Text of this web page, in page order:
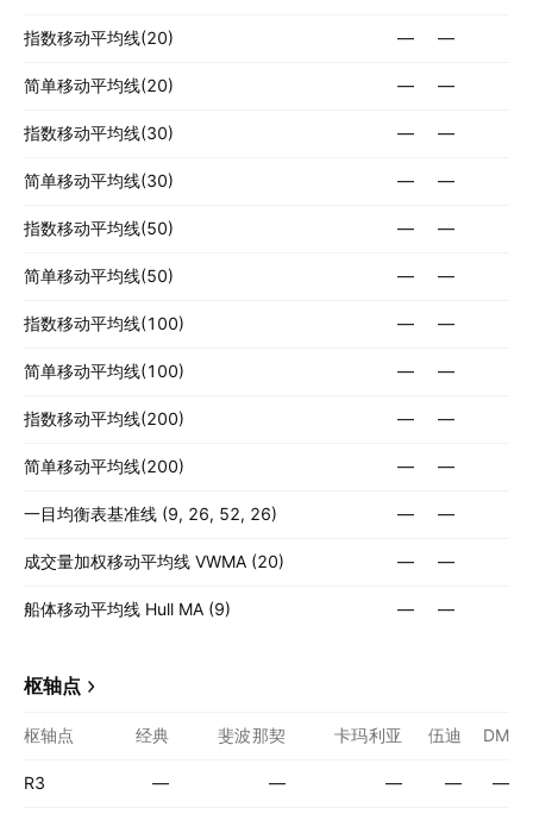
指数移动平均线(20) — —
简单移动平均线(20) — —
指数移动平均线(30) — —
简单移动平均线(30) — —
指数移动平均线(50) — —
简单移动平均线(50) — —
指数移动平均线(100) — —
简单移动平均线(100) — —
指数移动平均线(200) — —
简单移动平均线(200) — —
一目均衡表基准线 (9, 26, 52, 26) — —
成交量加权移动平均线 VWMA (20) — —
船体移动平均线 Hull MA (9) — —
枢轴点
枢轴点 经典 斐波那契 卡玛利亚 伍迪 DM
R3 — — — — —